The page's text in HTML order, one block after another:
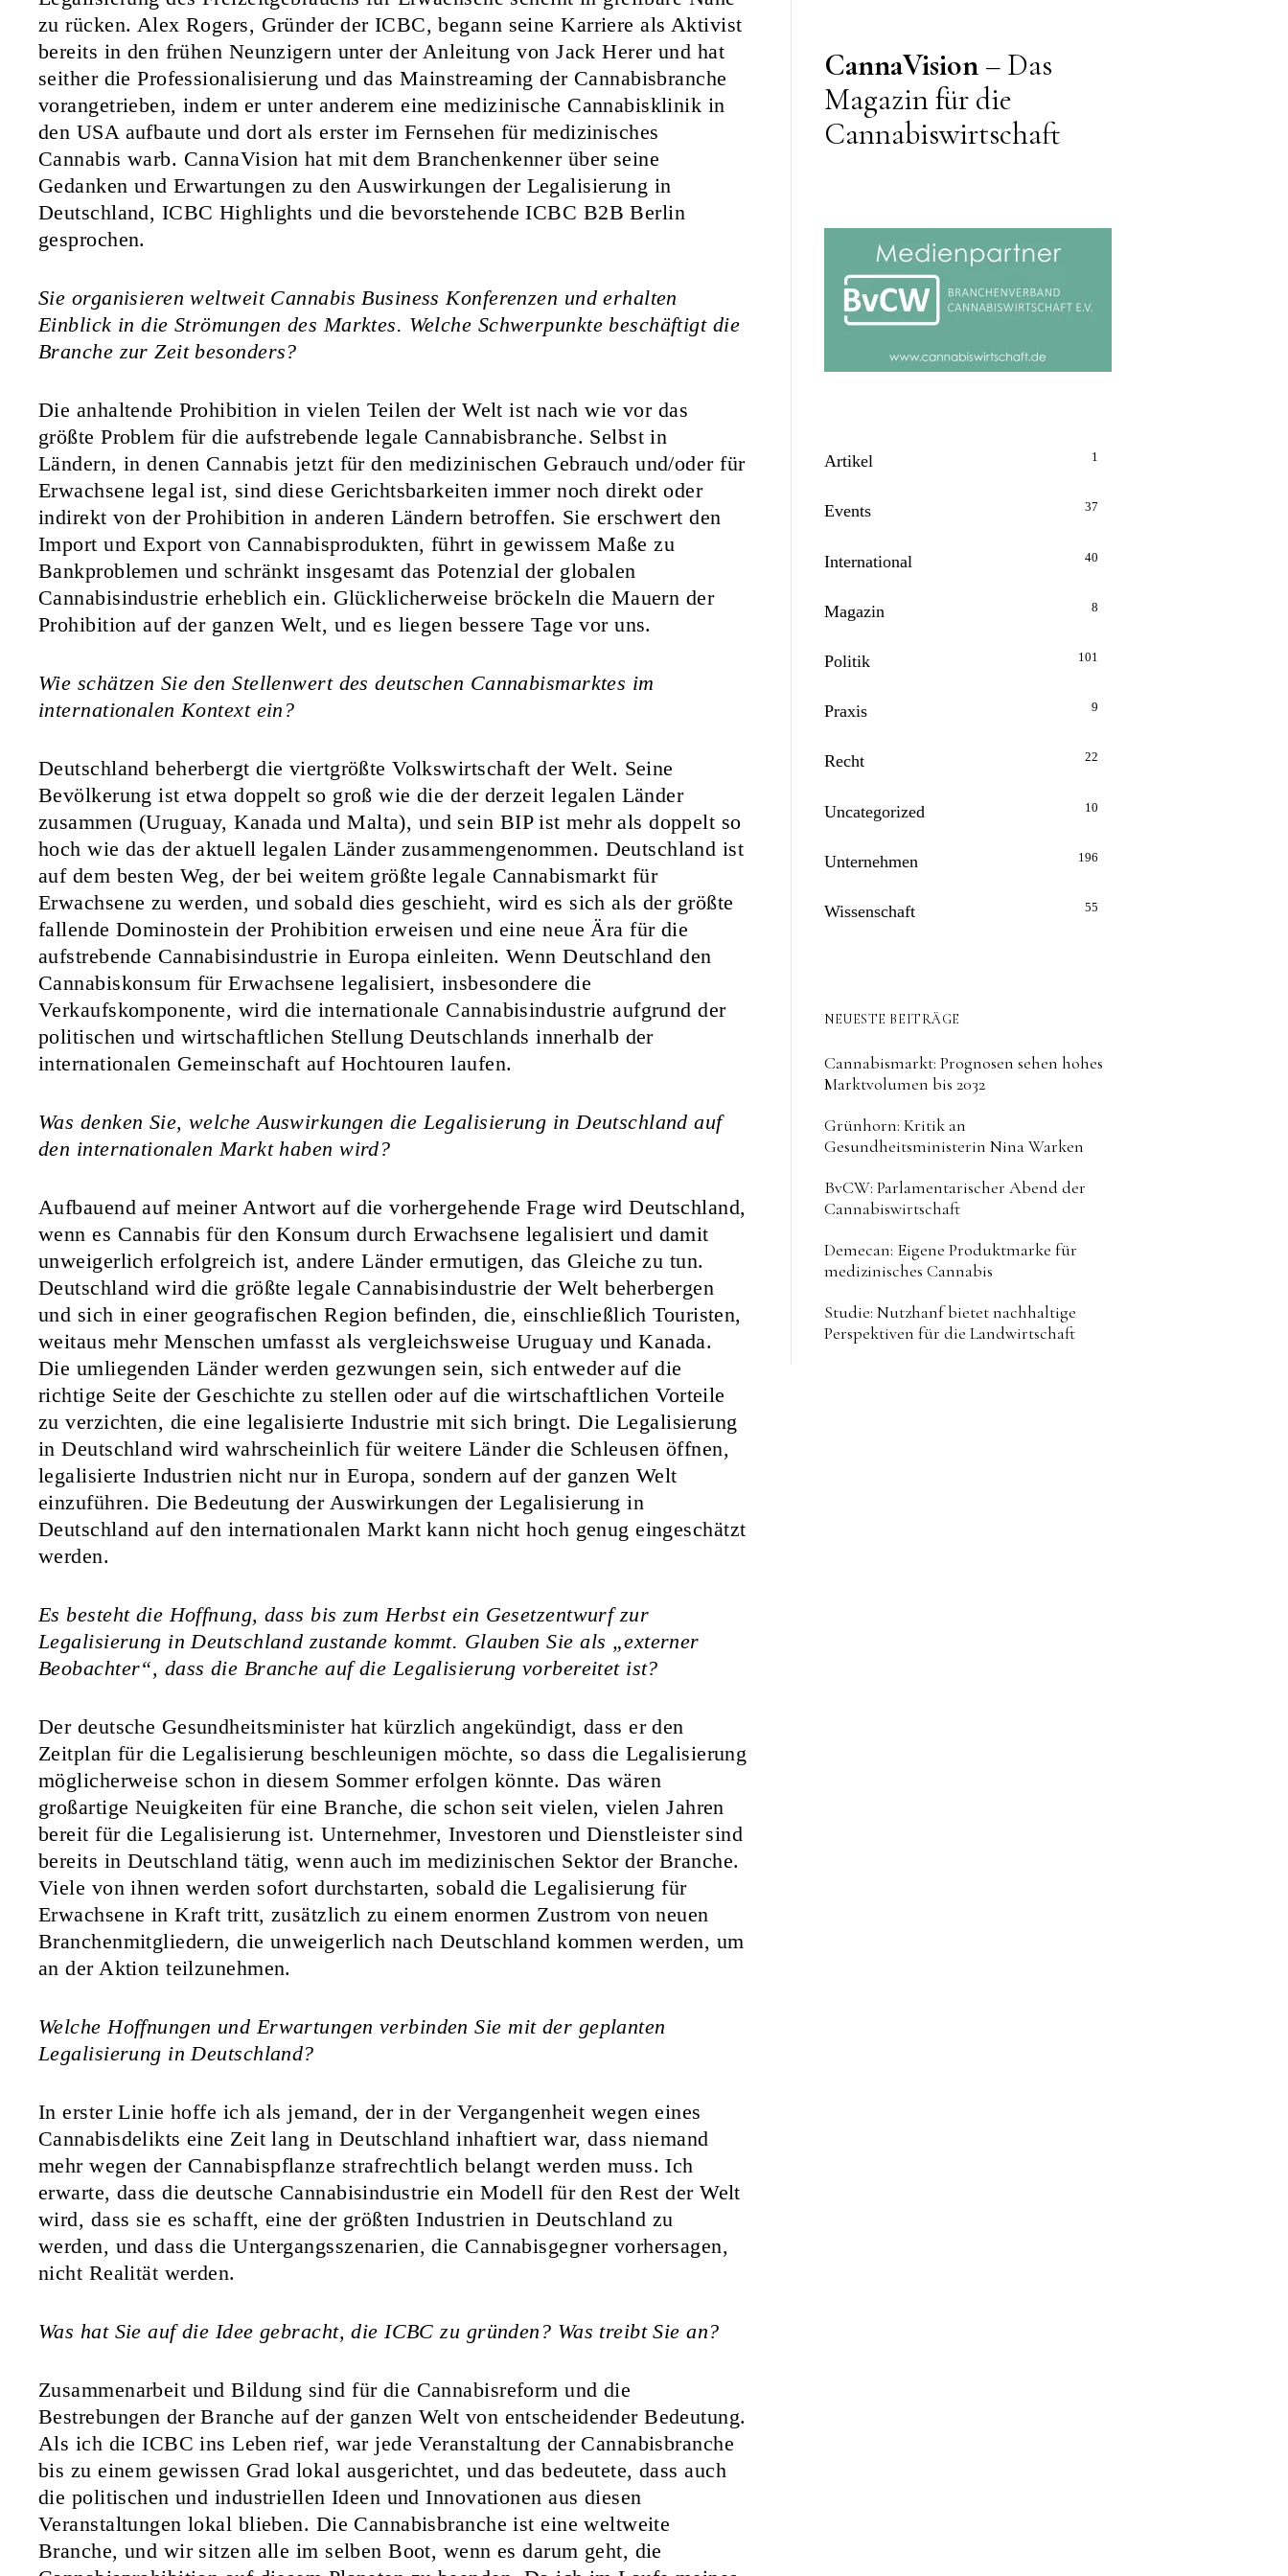
zu rücken. Alex Rogers, Gründer der ICBC, begann seine Karriere als Aktivist
bereits in den frühen Neunzigern unter der Anleitung von Jack Herer und hat
seither die Professionalisierung und das Mainstreaming der Cannabisbranche
vorangetrieben, indem er unter anderem eine medizinische Cannabisklinik in
den USA aufbaute und dort als erster im Fernsehen für medizinisches
Cannabis warb. CannaVision hat mit dem Branchenkenner über seine
Gedanken und Erwartungen zu den Auswirkungen der Legalisierung in
Deutschland, ICBC Highlights und die bevorstehende ICBC B2B Berlin
gesprochen.
Sie organisieren weltweit Cannabis Business Konferenzen und erhalten
Einblick in die Strömungen des Marktes. Welche Schwerpunkte beschäftigt die
Branche zur Zeit besonders?
Die anhaltende Prohibition in vielen Teilen der Welt ist nach wie vor das
größte Problem für die aufstrebende legale Cannabisbranche. Selbst in
Ländern, in denen Cannabis jetzt für den medizinischen Gebrauch und/oder für
Erwachsene legal ist, sind diese Gerichtsbarkeiten immer noch direkt oder
indirekt von der Prohibition in anderen Ländern betroffen. Sie erschwert den
Import und Export von Cannabisprodukten, führt in gewissem Maße zu
Bankproblemen und schränkt insgesamt das Potenzial der globalen
Cannabisindustrie erheblich ein. Glücklicherweise bröckeln die Mauern der
Prohibition auf der ganzen Welt, und es liegen bessere Tage vor uns.
Wie schätzen Sie den Stellenwert des deutschen Cannabismarktes im
internationalen Kontext ein?
Deutschland beherbergt die viertgrößte Volkswirtschaft der Welt. Seine
Bevölkerung ist etwa doppelt so groß wie die der derzeit legalen Länder
zusammen (Uruguay, Kanada und Malta), und sein BIP ist mehr als doppelt so
hoch wie das der aktuell legalen Länder zusammengenommen. Deutschland ist
auf dem besten Weg, der bei weitem größte legale Cannabismarkt für
Erwachsene zu werden, und sobald dies geschieht, wird es sich als der größte
fallende Dominostein der Prohibition erweisen und eine neue Ära für die
aufstrebende Cannabisindustrie in Europa einleiten. Wenn Deutschland den
Cannabiskonsum für Erwachsene legalisiert, insbesondere die
Verkaufskomponente, wird die internationale Cannabisindustrie aufgrund der
politischen und wirtschaftlichen Stellung Deutschlands innerhalb der
internationalen Gemeinschaft auf Hochtouren laufen.
Was denken Sie, welche Auswirkungen die Legalisierung in Deutschland auf
den internationalen Markt haben wird?
Aufbauend auf meiner Antwort auf die vorhergehende Frage wird Deutschland,
wenn es Cannabis für den Konsum durch Erwachsene legalisiert und damit
unweigerlich erfolgreich ist, andere Länder ermutigen, das Gleiche zu tun.
Deutschland wird die größte legale Cannabisindustrie der Welt beherbergen
und sich in einer geografischen Region befinden, die, einschließlich Touristen,
weitaus mehr Menschen umfasst als vergleichsweise Uruguay und Kanada.
Die umliegenden Länder werden gezwungen sein, sich entweder auf die
richtige Seite der Geschichte zu stellen oder auf die wirtschaftlichen Vorteile
zu verzichten, die eine legalisierte Industrie mit sich bringt. Die Legalisierung
in Deutschland wird wahrscheinlich für weitere Länder die Schleusen öffnen,
legalisierte Industrien nicht nur in Europa, sondern auf der ganzen Welt
einzuführen. Die Bedeutung der Auswirkungen der Legalisierung in
Deutschland auf den internationalen Markt kann nicht hoch genug eingeschätzt
werden.
Es besteht die Hoffnung, dass bis zum Herbst ein Gesetzentwurf zur
Legalisierung in Deutschland zustande kommt. Glauben Sie als „externer
Beobachter“, dass die Branche auf die Legalisierung vorbereitet ist?
Der deutsche Gesundheitsminister hatkürzlich angekündigt, dass er den
Zeitplan für die Legalisierung beschleunigen möchte, so dass die Legalisierung
möglicherweise schon in diesem Sommer erfolgen könnte. Das wären
großartige Neuigkeiten für eine Branche, die schon seit vielen, vielen Jahren
bereit für die Legalisierung ist. Unternehmer, Investoren und Dienstleister sind
bereits in Deutschland tätig, wenn auch im medizinischen Sektor der Branche.
Viele von ihnen werden sofort durchstarten, sobald die Legalisierung für
Erwachsene in Kraft tritt, zusätzlich zu einem enormen Zustrom von neuen
Branchenmitgliedern, die unweigerlich nach Deutschland kommen werden, um
an der Aktion teilzunehmen.
Welche Hoffnungen und Erwartungen verbinden Sie mit der geplanten
Legalisierung in Deutschland?
In erster Linie hoffe ich als jemand, der in der Vergangenheit wegen eines
Cannabisdelikts eine Zeit lang in Deutschland inhaftiert war, dass niemand
mehr wegen der Cannabispflanze strafrechtlich belangt werden muss. Ich
erwarte, dass die deutsche Cannabisindustrie ein Modell für den Rest der Welt
wird, dass sie es schafft, eine der größten Industrien in Deutschland zu
werden, und dass die Untergangsszenarien, die Cannabisgegner vorhersagen,
nicht Realität werden.
Was hat Sie auf die Idee gebracht, die ICBC zu gründen? Was treibt Sie an?
Zusammenarbeit und Bildung sind für die Cannabisreform und die
Bestrebungen der Branche auf der ganzen Welt von entscheidender Bedeutung.
Als ich die ICBC ins Leben rief, war jede Veranstaltung der Cannabisbranche
bis zu einem gewissen Grad lokal ausgerichtet, und das bedeutete, dass auch
die politischen und industriellen Ideen und Innovationen aus diesen
Veranstaltungen lokal blieben. Die Cannabisbranche ist eine weltweite
Branche, und wir sitzen alle im selben Boot, wenn es darum geht, die
CannaVision – Das
Magazin für die
Cannabiswirtschaft
Artikel 1
Events 37
International 40
Magazin 8
Politik 101
Praxis 9
Recht 22
Uncategorized 10
Unternehmen 196
Wissenschaft 55
NEUESTE BEITRÄGE
Cannabismarkt: Prognosen sehen hohes
Marktvolumen bis 2032
Grünhorn: Kritik an
Gesundheitsministerin Nina Warken
BvCW: Parlamentarischer Abend der
Cannabiswirtschaft
Demecan: Eigene Produktmarke für
medizinisches Cannabis
Studie: Nutzhanf bietet nachhaltige
Perspektiven für die Landwirtschaft